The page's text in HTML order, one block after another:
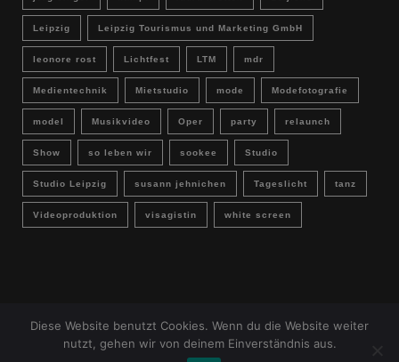
Leipzig Leipzig Tourismus und Marketing GmbH
leonore rost Lichtfest LTM mdr
Medientechnik Mietstudio mode Modefotografie
model Musikvideo Oper party relaunch
Show so leben wir sookee Studio
Studio Leipzig susann jehnichen Tageslicht tanz
Videoproduktion visagistin white screen
IMPRESSUM & DATENSCHUTZ Buchungsanfrage
Diese Website benutzt Cookies. Wenn du die Website weiter
nutzt, gehen wir von deinem Einverständnis aus.